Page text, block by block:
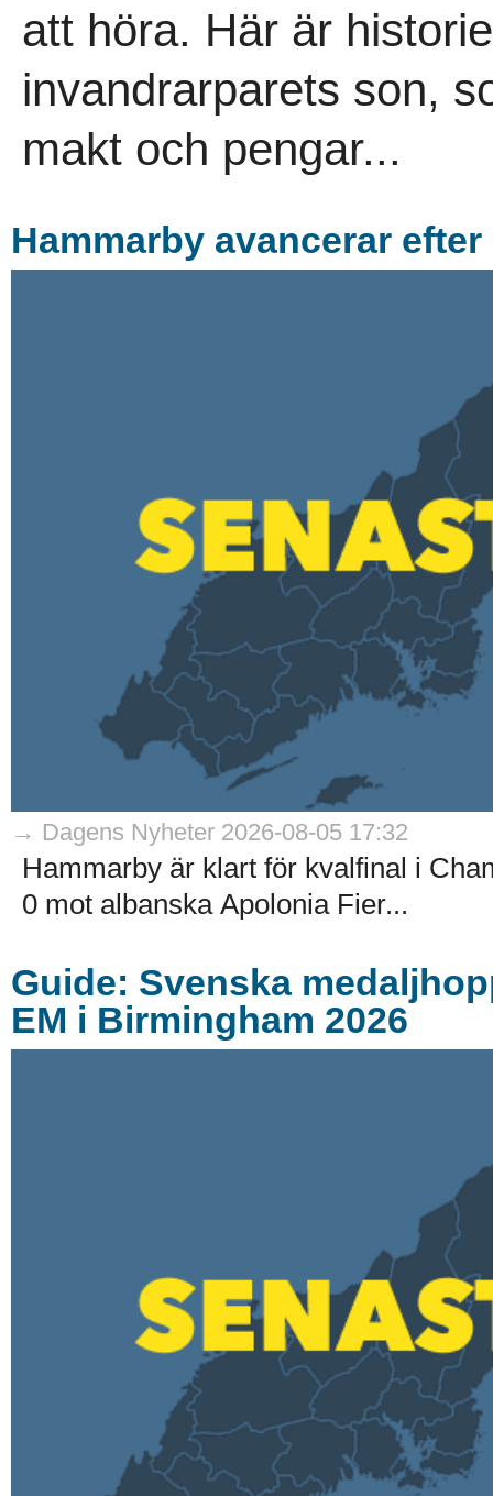
att höra. Här är
invandrarparets son,
makt och pengar...
Hammarby avancerar
→ Dagens Nyheter 2026-08-05 17:32
Hammarby är klart för kvalfinal i
0 mot albanska Apolonia Fier...
Guide: Svenska
EM i Birmingham 2026